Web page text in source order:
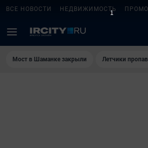
ВСЕ НОВОСТИ НЕДВИЖИМОСТЬ
Мост в Шаманке закрыли Летчики